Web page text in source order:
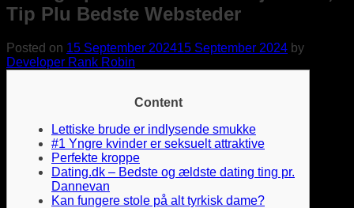
Tip Plu Bedste Websteder
Posted on 15 September 202415 September 2024 by
Developer Rank Robin
Content
Lettiske brude er indlysende smukke
#1 Yngre kvinder er seksuelt attraktive
Perfekte kroppe
Dating.dk – Bedste og ældste dating ting pr.
Dannevan
Kan fungere stole på alt tyrkisk dame?